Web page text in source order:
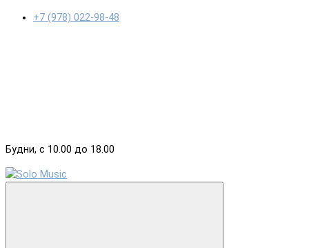
+7 (978) 022-98-48
Будни, с 10.00 до 18.00